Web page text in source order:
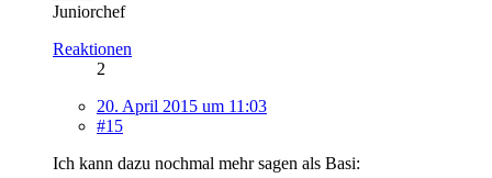
Juniorchef
Reaktionen
2
20. April 2015 um 11:03
#15
Ich kann dazu nochmal mehr sagen als Basi: